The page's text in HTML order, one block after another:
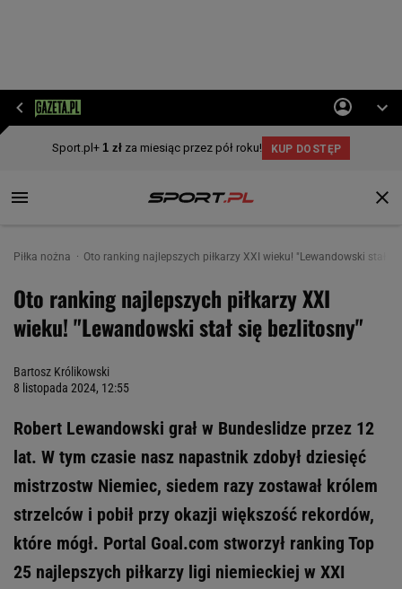
Piłka nożna Oto ranking najlepszych piłkarzy XXI wieku! "Lewandowski stał
Oto ranking najlepszych piłkarzy XXI
wieku! "Lewandowski stał się bezlitosny"
Bartosz Królikowski
8 listopada 2024, 12:55
Robert Lewandowski grał w Bundeslidze przez 12
lat. W tym czasie nasz napastnik zdobył dziesięć
mistrzostw Niemiec, siedem razy zostawał królem
strzelców i pobił przy okazji większość rekordów,
które mógł. Portal Goal.com stworzył ranking Top
25 najlepszych piłkarzy ligi niemieckiej w XXI